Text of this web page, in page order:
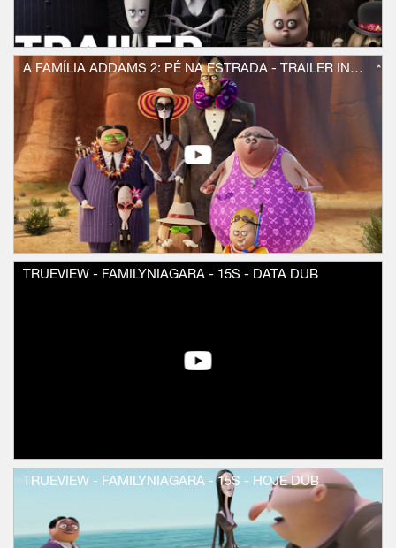
A FAMÍLIA ADDAMS 2: PÉ NA ESTRADA - TRAILER INTERNACIONAL OFICIAL (UNIVERSAL PICTURES) HD
TRUEVIEW - FAMILYNIAGARA - 15S - DATA DUB
TRUEVIEW - FAMILYNIAGARA - 15S - HOJE DUB